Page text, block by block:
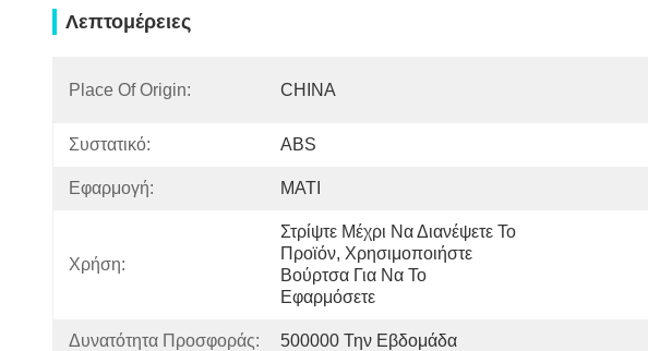
Λεπτομέρειες
Place Of Origin: CHINA
Συστατικό: ABS
Εφαρμογή: ΜΑΤΙ
Χρήση:
Στρίψτε Μέχρι Να Διανέψετε Το
Προϊόν, Χρησιμοποιήστε
Βούρτσα Για Να Το
Εφαρμόσετε
Δυνατότητα Προσφοράς: 500000 Την Εβδομάδα